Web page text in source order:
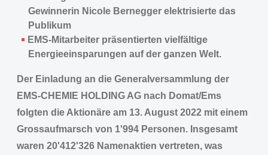
Gewinnerin Nicole Bernegger elektrisierte das
Publikum
EMS-Mitarbeiter präsentierten vielfältige
Energieeinsparungen auf der ganzen Welt.
Der Einladung an die Generalversammlung der
EMS-CHEMIE HOLDING AG nach Domat/Ems
folgten die Aktionäre am 13. August 2022 mit einem
Grossaufmarsch von 1'994 Personen. Insgesamt
waren 20'412'326 Namenaktien vertreten, was